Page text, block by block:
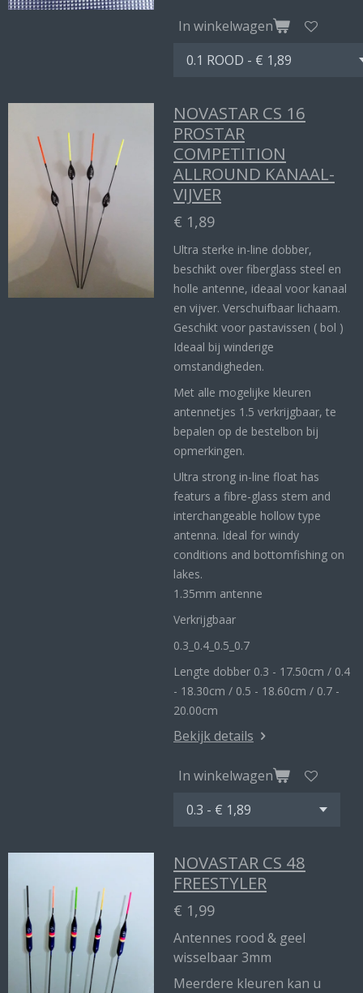
In winkelwagen
NOVASTAR CS 16
PROSTAR
COMPETITION
ALLROUND KANAAL-
VIJVER
€ 1,89
Ultra sterke in-line dobber,
beschikt over fiberglass steel en
holle antenne, ideaal voor kanaal
en vijver. Verschuifbaar lichaam.
Geschikt voor pastavissen ( bol )
Ideaal bij winderige
omstandigheden.
Met alle mogelijke kleuren
antennetjes 1.5 verkrijgbaar, te
bepalen op de bestelbon bij
opmerkingen.
Ultra strong in-line float has
featurs a fibre-glass stem and
interchangeable hollow type
antenna. Ideal for windy
conditions and bottomfishing on
lakes.
1.35mm antenne
Verkrijgbaar
0.3_ 0.4_ 0.5_0.7
Lengte dobber 0.3 - 17.50cm / 0.4
- 18.30cm / 0.5 - 18.60cm / 0.7 -
20.00cm
Bekijk details
In winkelwagen
NOVASTAR CS 48
FREESTYLER
€ 1,99
Antennes rood & geel
wisselbaar 3mm
Meerdere kleuren kan u